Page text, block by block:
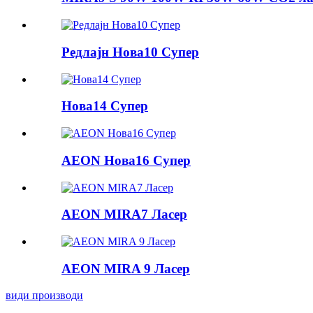
Редлајн Нова10 Супер
Нова14 Супер
AEON Нова16 Супер
AEON MIRA7 Ласер
AEON MIRA 9 Ласер
види производи